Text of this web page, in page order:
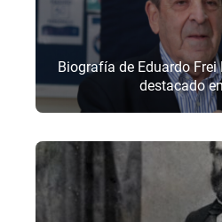
Biografía de Eduardo
destacado